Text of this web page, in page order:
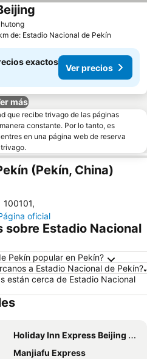
de: Estadio Nacional de Pekín
exactos
Ver precios
más
que recibe trivago de las páginas
constante. Por lo tanto, es
en una página web de reserva
(Pekín, China)
100101,
oficial
Estadio Nacional
Pekín popular en Pekín?
a Estadio Nacional de Pekín?
están cerca de Estadio Nacional
Holiday Inn Express Beijing Temple Of Heaven By Ihg
Manjiafu Express